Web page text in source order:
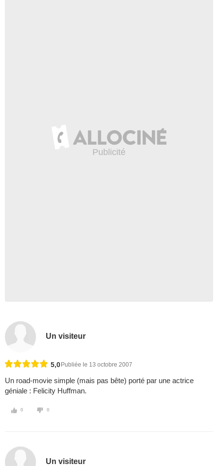
Un visiteur
5,0 Publiée le 13 octobre 2007
Un road-movie simple (mais pas bête) porté par une actrice
géniale : Felicity Huffman.
0 0
Un visiteur